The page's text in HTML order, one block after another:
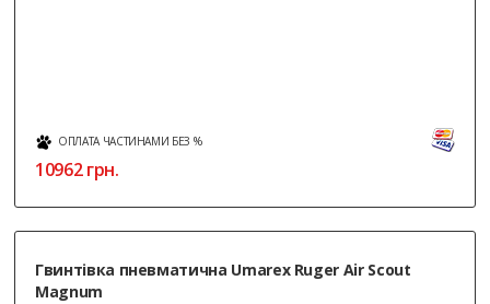
ОПЛАТА ЧАСТИНАМИ БЕЗ %
10962грн.
Гвинтівка пневматична Umarex Ruger Air Scout
Magnum